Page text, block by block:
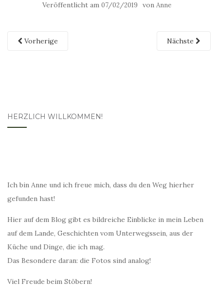
Veröffentlicht am 07/02/2019 von Anne
Vorherige Nächste
HERZLICH WILLKOMMEN!
Ich bin Anne und ich freue mich, dass du den Weg hierher
gefunden hast!
Hier auf dem Blog gibt es bildreiche Einblicke in mein Leben
auf dem Lande, Geschichten vom Unterwegssein, aus der
Küche und Dinge, die ich mag.
Das Besondere daran: die Fotos sind analog!
Viel Freude beim Stöbern!